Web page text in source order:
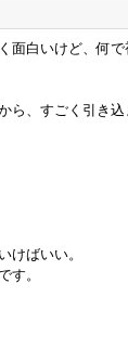
白いけど、何
ら、すごく引き込
けばいい。
す。